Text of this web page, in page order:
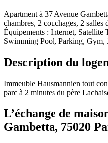
Apartment à 37 Avenue
chambres, 2 couchages, 2 salles
Équipements : Internet,
Swimming Pool, Parking, Gym,
Description du
Immeuble Hausmannien tout
parc à 2 minutes du père
L’échange de
Gambetta, 75020